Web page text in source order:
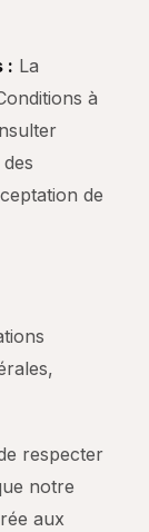
: La
à
de
respecter
notre
aux